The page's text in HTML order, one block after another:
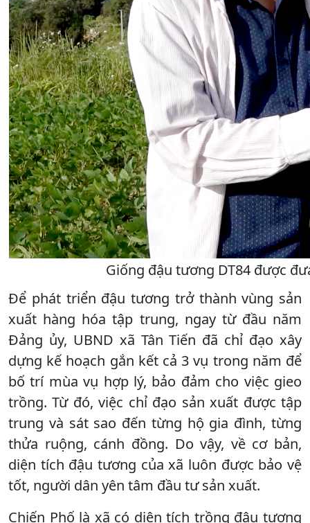
Giống đậu tương DT84 được
Để phát triển đậu tương trở thành vùng sản
xuất hàng hóa tập trung, ngay từ đầu năm
Đảng ủy, UBND xã Tân Tiến đã chỉ đạo xây
dựng kế hoạch gắn kết cả 3 vụ trong năm để
bố trí mùa vụ hợp lý, bảo đảm cho việc gieo
trồng. Từ đó, việc chỉ đạo sản xuất được tập
trung và sát sao đến từng hộ gia đình, từng
thửa ruộng, cánh đồng. Do vậy, về cơ bản,
diện tích đậu tương của xã luôn được bảo vệ
tốt, người dân yên tâm đầu tư sản xuất.
Chiến Phố là xã có diện tích trồng đậu tương